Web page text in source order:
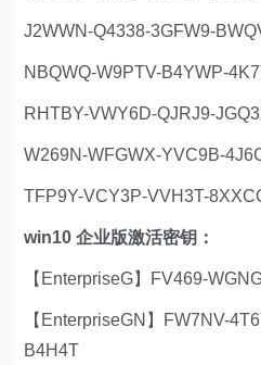
J2WWN-Q4338-3GFW9-
NBQWQ-W9PTV-B4YWP-
RHTBY-VWY6D-QJRJ9-
W269N-WFGWX-YVC9B-
TFP9Y-VCY3P-VVH3T-
win10 企业版激活密钥：
【EnterpriseG】FV469-
【EnterpriseGN】FW7NV-
B4H4T